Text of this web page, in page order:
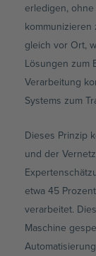
erledigen,
gleich vor Ort,
Lösungen zum
Verarbeitung
Systems zum
Dieses Prinzip
und der
etwa 45
verarbeitet.
Maschine